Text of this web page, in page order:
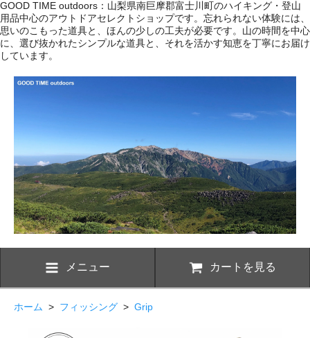
GOOD TIME outdoors：山梨県南巨摩郡富士川町のハイキング・登山
用品中心のアウトドアセレクトショップです。忘れられない体験には、
思いのこもった道具と、ほんの少しの工夫が必要です。山の時間を中心
に、選び抜かれたシンプルな道具と、それを活かす知恵を丁寧にお届け
しています。
メニュー カートを見る
ホーム > フィッシング > Grip